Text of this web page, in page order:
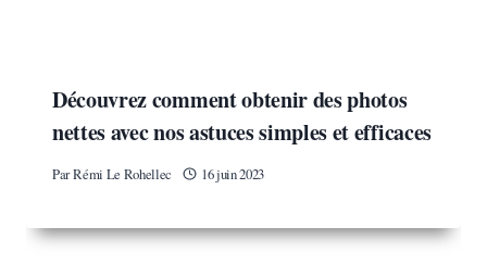
Découvrez comment obtenir des photos
nettes avec nos astuces simples et efficaces
ParRémi Le Rohellec 16 juin 2023